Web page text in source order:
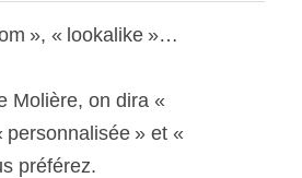
», « lookalike »…
Molière, on dira «
personnalisée » et «
préférez.